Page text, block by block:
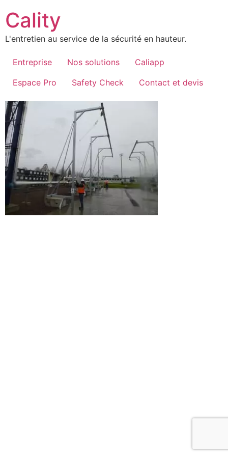
au
contenu
Cality
L'entretien au service de la sécurité en hauteur.
Entreprise Nos solutions
Caliapp
Espace Pro
Safety Check Contact et devis